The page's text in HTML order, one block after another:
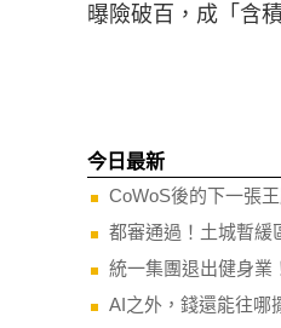
曝險破百，成「含
今日最新
CoWoS後的下一張
都審通過！土城暫緩
統一集團退出健身業
AI之外，錢還能往哪